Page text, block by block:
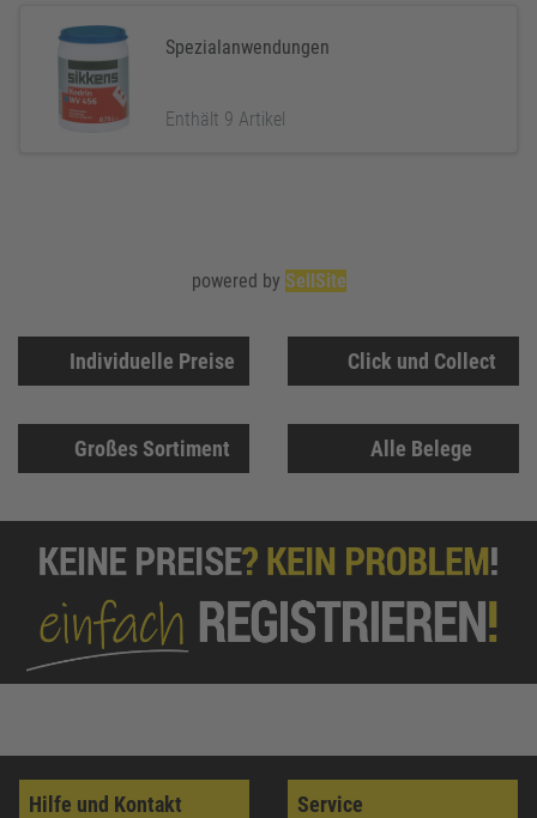
Spezialanwendungen
Enthält 9 Artikel
Individuelle Preise Click und Collect
Großes Sortiment Alle Belege
Hilfe und Kontakt Service
powered by SellSite